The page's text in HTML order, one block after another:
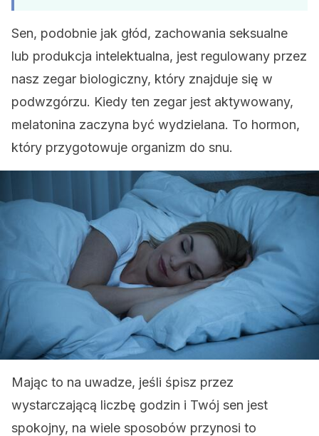
Sen, podobnie jak głód, zachowania seksualne
lub produkcja intelektualna, jest regulowany przez
nasz zegar biologiczny, który znajduje się w
podwzgórzu. Kiedy ten zegar jest aktywowany,
melatonina zaczyna być wydzielana. To hormon,
który przygotowuje organizm do snu.
Mając to na uwadze, jeśli śpisz przez
wystarczającą liczbę godzin i Twój sen jest
spokojny, na wiele sposobów przynosi to